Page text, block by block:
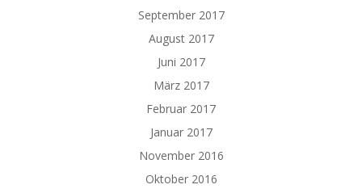
September 2017
August 2017
Juni 2017
März 2017
Februar 2017
Januar 2017
November 2016
Oktober 2016